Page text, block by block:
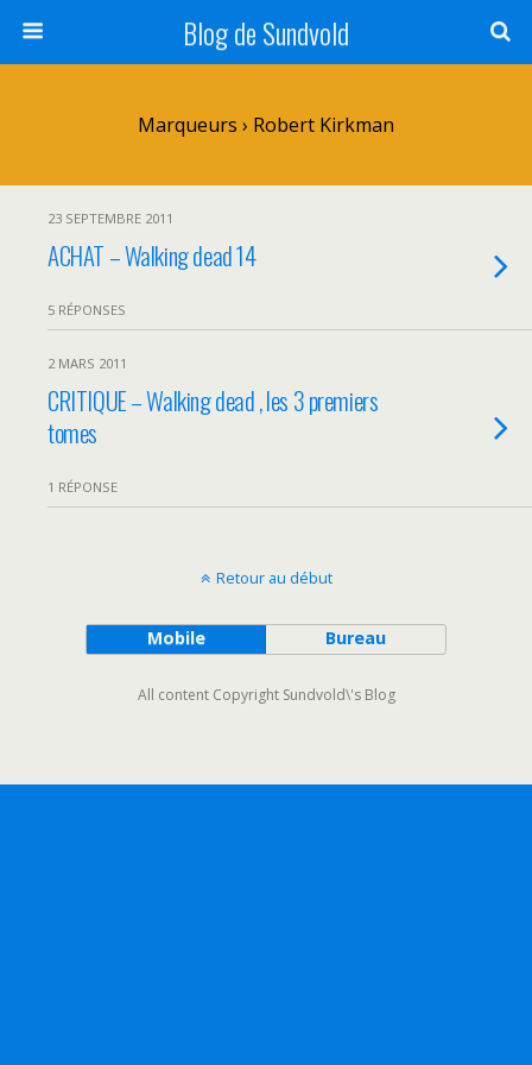
Blog de Sundvold
Marqueurs › Robert Kirkman
23 SEPTEMBRE 2011
ACHAT – Walking dead 14
5 RÉPONSES
2 MARS 2011
CRITIQUE – Walking dead , les 3 premiers
tomes
1 RÉPONSE
Retour au début
Mobile Bureau
All content Copyright Sundvold\'s Blog